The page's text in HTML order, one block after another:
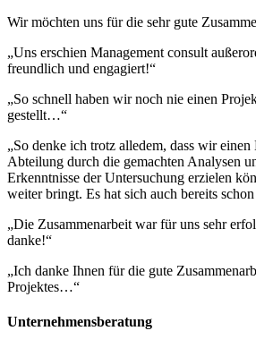
Wir möchten uns für die sehr gute
„Uns erschien Management consult
freundlich und engagiert!“
„So schnell haben wir noch nie einen
gestellt…“
„So denke ich trotz alledem, dass wir
Abteilung durch die gemachten Analysen
Erkenntnisse der Untersuchung erzielen
weiter bringt. Es hat sich auch bereits
„Die Zusammenarbeit war für uns sehr
danke!“
„Ich danke Ihnen für die gute
Projektes…“
Unternehmensberatung